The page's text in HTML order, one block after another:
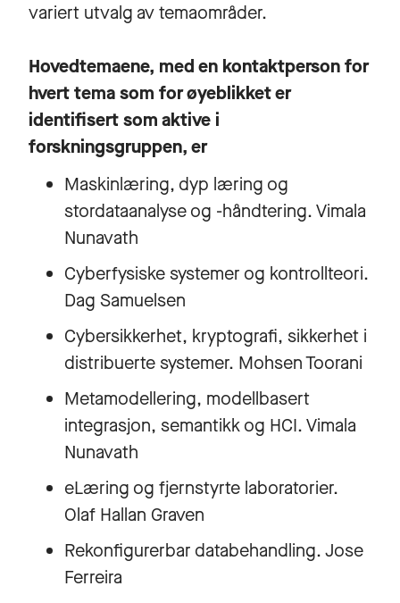
variert utvalg av temaområder.
Hovedtemaene, med en kontaktperson for
hvert tema som for øyeblikket er
identifisert som aktive i
forskningsgruppen, er
Maskinlæring, dyp læring og
stordataanalyse og -håndtering. Vimala
Nunavath
Cyberfysiske systemer og kontrollteori.
Dag Samuelsen
Cybersikkerhet, kryptografi, sikkerhet i
distribuerte systemer. Mohsen Toorani
Metamodellering, modellbasert
integrasjon, semantikk og HCI. Vimala
Nunavath
eLæring og fjernstyrte laboratorier.
Olaf Hallan Graven
Rekonfigurerbar databehandling. Jose
Ferreira